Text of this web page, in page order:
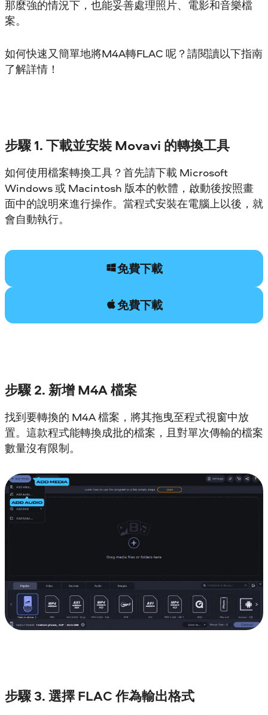
那麼強的情況下，也能妥善處理照片、電影和音樂檔
案。
如何快速又簡單地將M4A轉FLAC 呢？請閱讀以下指南
了解詳情！
步驟 1. 下載並安裝 Movavi 的轉換工具
如何使用檔案轉換工具？首先請下載 Microsoft
Windows 或 Macintosh 版本的軟體，啟動後按照畫
面中的說明來進行操作。當程式安裝在電腦上以後，就
會自動執行。
免費下載
免費下載
步驟 2. 新增 M4A 檔案
找到要轉換的 M4A 檔案，將其拖曳至程式視窗中放
置。這款程式能轉換成批的檔案，且對單次傳輸的檔案
數量沒有限制。
步驟 3. 選擇 FLAC 作為輸出格式